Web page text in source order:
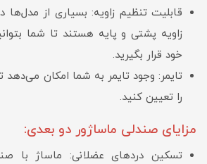
قابلیت تنظیم زاویه: بسیاری از مدل‌ها
زاویه پشتی و پایه‌ هستند تا شما
خود قرار بگیرید.
تایمر: وجود تایمر به شما امکان می‌دهد
را تعیین کنید.
مزایای صندلی ماساژور دو بعدی:
تسکین دردهای عضلانی: ماساژ با